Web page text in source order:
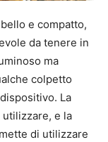
e compatto,
da tenere in
ma
colpetto
La
e la
di utilizzare